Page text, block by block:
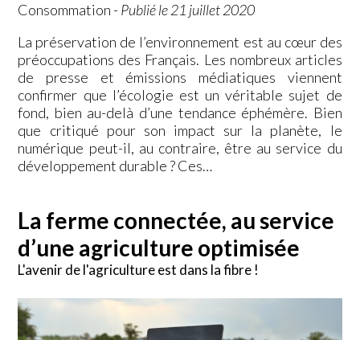
Consommation - Publié le 21 juillet 2020
La préservation de l’environnement est au cœur des
préoccupations des Français. Les nombreux articles
de presse et émissions médiatiques viennent
confirmer que l’écologie est un véritable sujet de
fond, bien au-delà d’une tendance éphémère. Bien
que critiqué pour son impact sur la planète, le
numérique peut-il, au contraire, être au service du
développement durable ? Ces…
La ferme connectée, au service
d’une agriculture optimisée
L'avenir de l'agriculture est dans la fibre !